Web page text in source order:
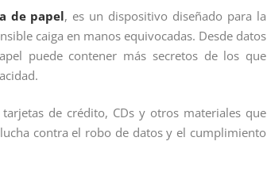
de papel, es un dispositivo diseñado para la
caiga en manos equivocadas. Desde datos
puede contener más secretos de los que
de crédito, CDs y otros materiales que
contra el robo de datos y el cumplimiento